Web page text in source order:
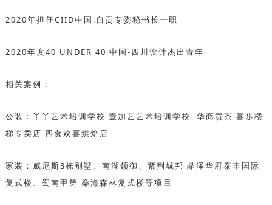
2020年担任CIID中国.自贡专委秘书长一职
2020年度40 UNDER 40 中国-四川设计杰出青年
相关案例：
公装：丫丫艺术培训学校 壹加艺艺术培训学校 华商贡茶 喜步楼
梯专卖店 四食欢喜烘焙店
家装：威尼斯3栋别墅、南湖领御、紫荆城邦 晶泽华府泰丰国际
复式楼、蜀南甲第 燊海森林复式楼等项目